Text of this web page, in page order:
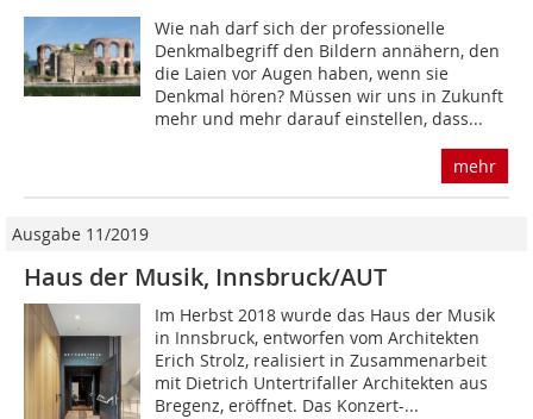
Wie nah darf sich der professionelle
Denkmalbegriff den Bildern annähern, den
die Laien vor Augen haben, wenn sie
Denkmal hören? Müssen wir uns in Zukunft
mehr und mehr darauf einstellen, dass...
mehr
Ausgabe 11/2019
Haus der Musik, Innsbruck/AUT
Im Herbst 2018 wurde das Haus der Musik
in Innsbruck, entworfen vom Architekten
Erich Strolz, realisiert in Zusammenarbeit
mit Dietrich Untertrifaller Architekten aus
Bregenz, eröffnet. Das Konzert-...